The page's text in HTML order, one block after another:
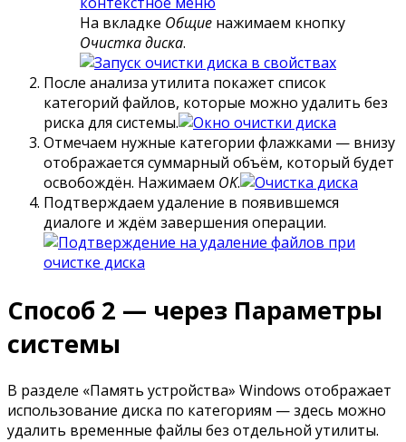
На вкладке Общие нажимаем кнопку
Очистка диска.
После анализа утилита покажет список
категорий файлов, которые можно удалить без
риска для системы.
Отмечаем нужные категории флажками — внизу
отображается суммарный объём, который будет
освобождён. Нажимаем OK.
Подтверждаем удаление в появившемся
диалоге и ждём завершения операции.
Способ 2 — через Параметры
системы
В разделе «Память устройства» Windows отображает
использование диска по категориям — здесь можно
удалить временные файлы без отдельной утилиты.